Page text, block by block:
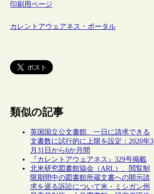
印刷用ページ
カレントアウェアネス・ポータル
類似の記事
英国国立公文書館、一日に請求できる
文書数に試行的に上限を設定：2020年3
月31日から6か月間
『カレントアウェアネス』329号掲載
北米研究図書館協会（ARL）、閲覧制
限期間中の図書館所蔵文書への開示請
求を巡る訴訟について米・ミシガン州